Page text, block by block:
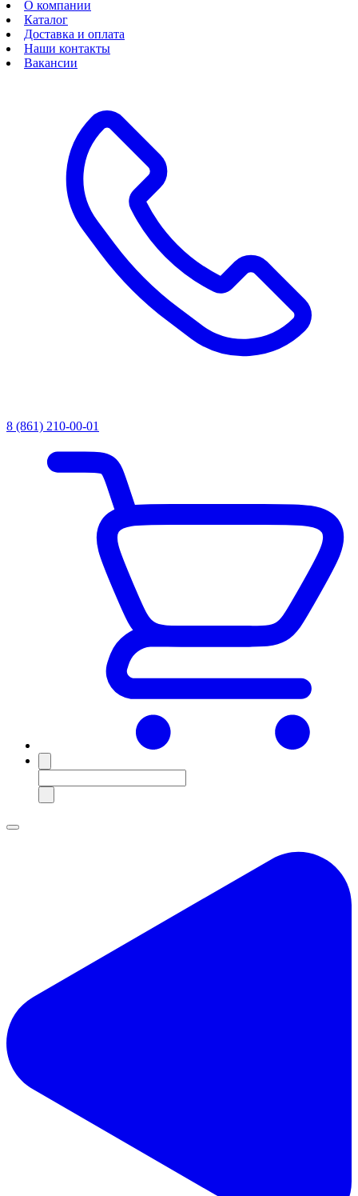
О компании
Каталог
Доставка и оплата
Наши контакты
Вакансии
8 (861) 210-00-01